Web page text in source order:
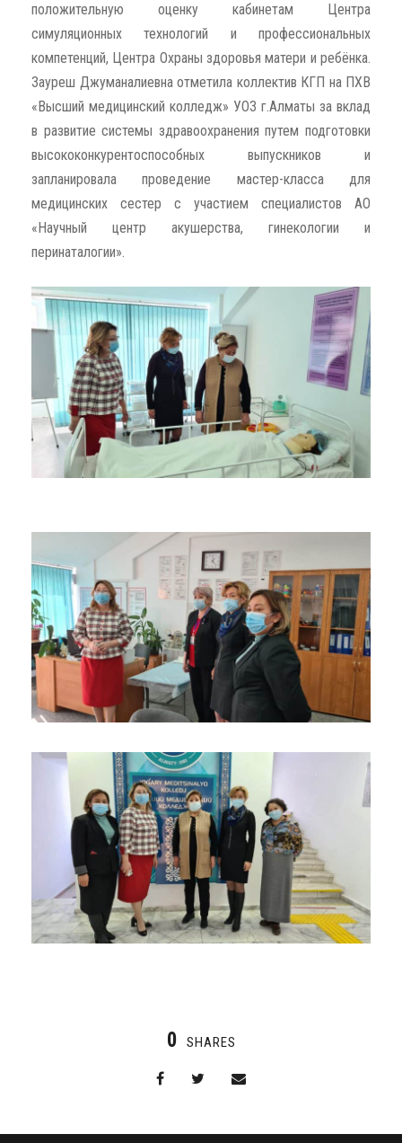
положительную оценку кабинетам Центра
симуляционных технологий и профессиональных
компетенций, Центра Охраны здоровья матери и ребёнка.
Зауреш Джуманалиевна отметила коллектив КГП на ПХВ
«Высший медицинский колледж» УОЗ г.Алматы за вклад
в развитие системы здравоохранения путем подготовки
высококонкурентоспособных выпускников и
запланировала проведение мастер-класса для
медицинских сестер с участием специалистов АО
«Научный центр акушерства, гинекологии и
перинаталогии».
0 SHARES